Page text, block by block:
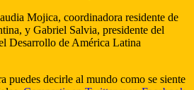
Mojica, coordinadora residente de
y Gabriel Salvia, presidente del
Desarrollo de América Latina
puedes decirle al mundo como se siente